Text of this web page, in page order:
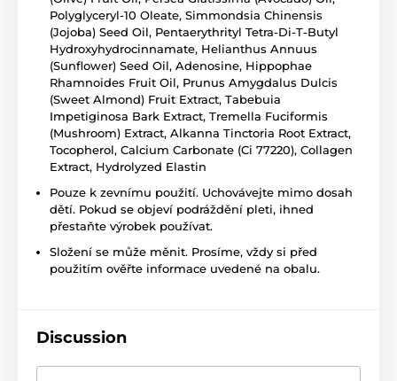
Polyglyceryl-10 Oleate, Simmondsia Chinensis
(Jojoba) Seed Oil, Pentaerythrityl Tetra-Di-T-Butyl
Hydroxyhydrocinnamate, Helianthus Annuus
(Sunflower) Seed Oil, Adenosine, Hippophae
Rhamnoides Fruit Oil, Prunus Amygdalus Dulcis
(Sweet Almond) Fruit Extract, Tabebuia
Impetiginosa Bark Extract, Tremella Fuciformis
(Mushroom) Extract, Alkanna Tinctoria Root Extract,
Tocopherol, Calcium Carbonate (Ci 77220), Collagen
Extract, Hydrolyzed Elastin
Pouze k zevnímu použití. Uchovávejte mimo dosah
dětí. Pokud se objeví podráždění pleti, ihned
přestaňte výrobek používat.
Složení se může měnit. Prosíme, vždy si před
použitím ověřte informace uvedené na obalu.
Discussion